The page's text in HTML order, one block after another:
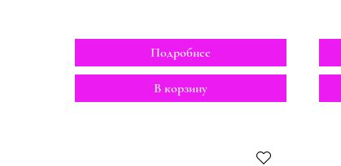
Подробнее
В корзину